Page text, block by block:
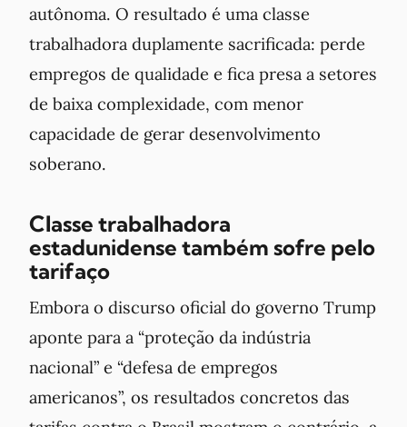
autônoma. O resultado é uma classe
trabalhadora duplamente sacrificada: perde
empregos de qualidade e fica presa a setores
de baixa complexidade, com menor
capacidade de gerar desenvolvimento
soberano.
Classe trabalhadora
estadunidense também sofre pelo
tarifaço
Embora o discurso oficial do governo Trump
aponte para a “proteção da indústria
nacional” e “defesa de empregos
americanos”, os resultados concretos das